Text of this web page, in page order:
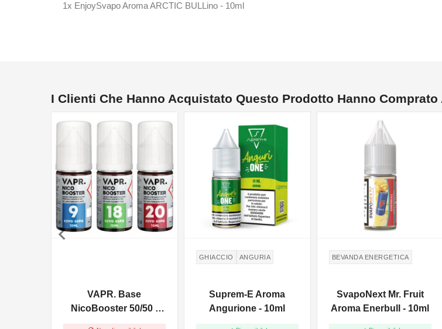
1x EnjoySvapo Aroma ARCTIC BULLino - 10ml
I Clienti Che Hanno Acquistato Questo Prodotto Hanno Comprato
VAPR. Base
NicoBooster 50/50 -
GHIACCIO ANGURIA
Suprem-E Aroma
Angurione - 10ml
BEVANDA ENERGETICA
SvapoNext Mr. Fruit
Aroma Enerbull - 10ml
